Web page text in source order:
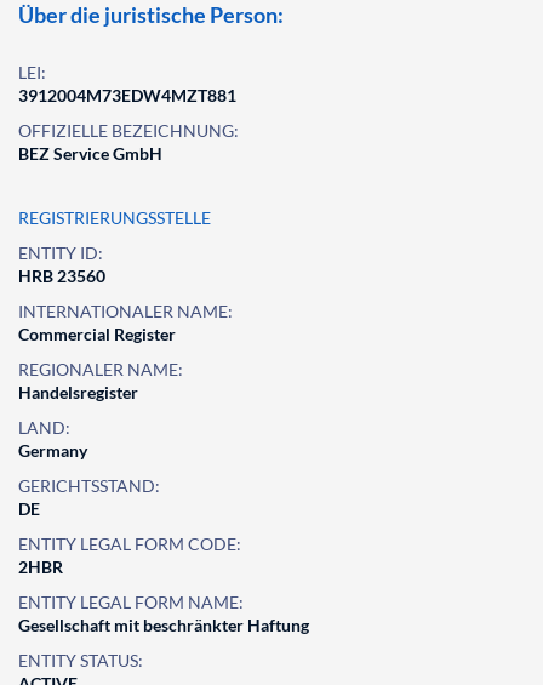
Über die juristische Person:
LEI:
3912004M73EDW4MZT881
OFFIZIELLE BEZEICHNUNG:
BEZ Service GmbH
REGISTRIERUNGSSTELLE
ENTITY ID:
HRB 23560
INTERNATIONALER NAME:
Commercial Register
REGIONALER NAME:
Handelsregister
LAND:
Germany
GERICHTSSTAND:
DE
ENTITY LEGAL FORM CODE:
2HBR
ENTITY LEGAL FORM NAME:
Gesellschaft mit beschränkter Haftung
ENTITY STATUS: